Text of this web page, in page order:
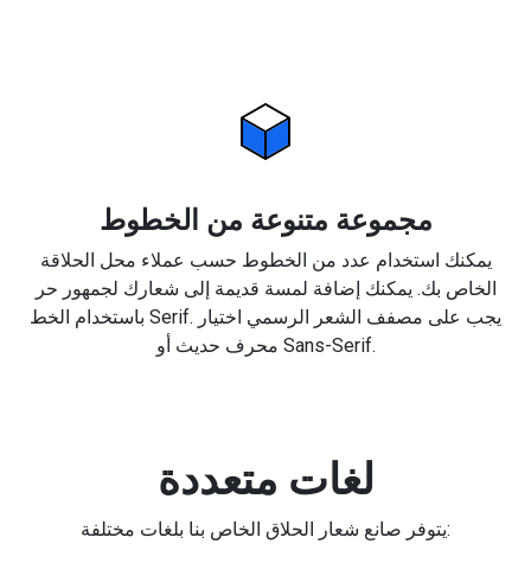
مجموعة متنوعة من الخطوط
يمكنك استخدام عدد من الخطوط حسب عملاء محل الحلاقة
الخاص بك. يمكنك إضافة لمسة قديمة إلى شعارك لجمهور حر
باستخدام الخط Serif. يجب على مصفف الشعر الرسمي اختيار
محرف حديث أو Sans-Serif.
لغات متعددة
يتوفر صانع شعار الحلاق الخاص بنا بلغات مختلفة: